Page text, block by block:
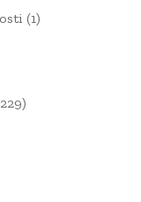
(1)